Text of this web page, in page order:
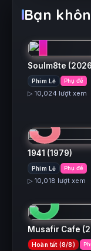
Bạn
1
Soulm8te
Phim Lẻ Phụ đề
▷ 10,024 lượt xem
3
1941 (1979)
Phim Lẻ Phụ đề
▷ 10,018 lượt xem
5
Musafir Cafe
Hoàn tất (8/8)